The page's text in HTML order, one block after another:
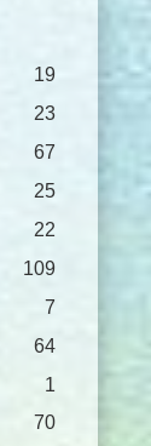
19
23
67
25
22
109
7
64
1
70